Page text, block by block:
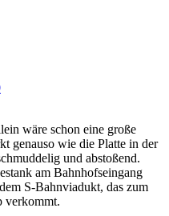
wäre schon eine große
genauso wie die Platte in der
und abstoßend.
am Bahnhofseingang
S-Bahnviadukt, das zum
verkommt.